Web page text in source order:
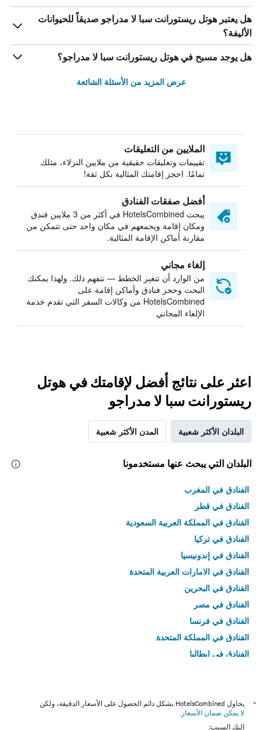
هل يعتبر هوتل ريستورانت سبا لا مدراجو صديقاً للحيوانات
الأليفة؟
هل يوجد مسبح في هوتل ريستورانت سبا لا مدراجو؟
عرض المزيد من الأسئلة الشائعة
الملايين من التعليقات
تقييمات وتعليقات حقيقية من ملايين النزلاء، مثلك
تمامًا. احجز إقامتك المثالية بكل ثقة!
أفضل صفقات الفنادق
يبحث HotelsCombined في أكثر من 3 ملايين فندق
ومكان إقامة ويجمعهم في مكان واحد حتى تتمكن من
مقارنة أماكن الإقامة المثالية.
إلغاء مجاني
من الوارد أن تتغير الخطط — نتفهم ذلك. ولهذا يمكنك
البحث وحجز فنادق وأماكن إقامة على
HotelsCombined من وكالات السفر التي تقدم خدمة
الإلغاء المجاني
اعثر على نتائج أفضل لإقامتك في هوتل
ريستورانت سبا لا مدراجو
البلدان الأكثر شعبية المدن الأكثر شعبية
البلدان التي يبحث عنها مستخدمونا
الفنادق في المغرب
الفنادق في قطر
الفنادق في المملكة العربية السعودية
الفنادق في تركيا
الفنادق في إندونيسيا
الفنادق في الامارات العربية المتحدة
الفنادق في البحرين
الفنادق في مصر
الفنادق في فرنسا
الفنادق في المملكة المتحدة
الفنادق في إيطاليا
*
يحاول HotelsCombined بشكل دائم الحصول على الأسعار الدقيقة، ولكن
لا يمكن ضمان الأسعار .
إليك السبب: